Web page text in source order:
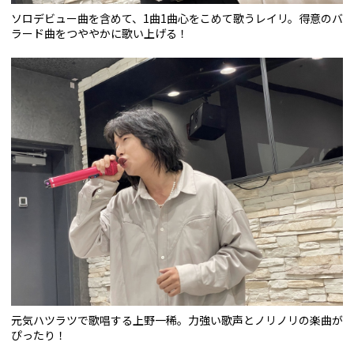
ソロデビュー曲を含めて、1曲1曲心をこめて歌うレイリ。得意のバ
ラード曲をつややかに歌い上げる！
元気ハツラツで歌唱する上野一稀。力強い歌声とノリノリの楽曲が
ぴったり！